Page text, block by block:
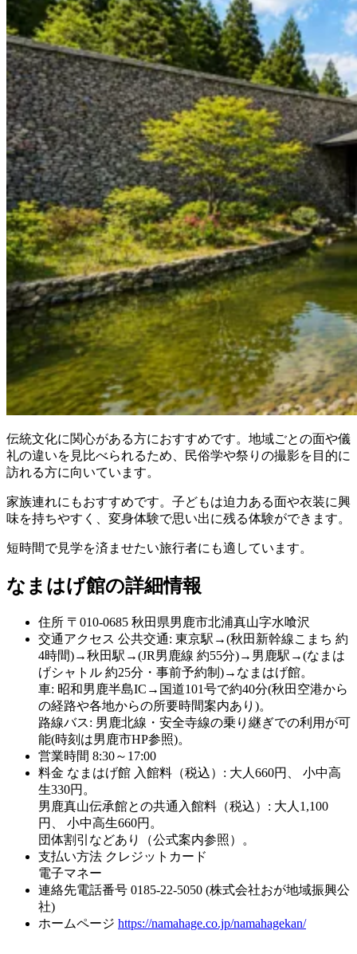
伝統文化に関心がある方におすすめです。地域ごとの面や儀
礼の違いを見比べられるため、民俗学や祭りの撮影を目的に
訪れる方に向いています。
家族連れにもおすすめです。子どもは迫力ある面や衣装に興
味を持ちやすく、変身体験で思い出に残る体験ができます。
短時間で見学を済ませたい旅行者にも適しています。
なまはげ館の詳細情報
住所 〒010-0685 秋田県男鹿市北浦真山字水喰沢
交通アクセス 公共交通: 東京駅→(秋田新幹線こまち 約
4時間)→秋田駅→(JR男鹿線 約55分)→男鹿駅→(なまは
げシャトル 約25分・事前予約制)→なまはげ館。
車: 昭和男鹿半島IC→国道101号で約40分(秋田空港から
の経路や各地からの所要時間案内あり)。
路線バス: 男鹿北線・安全寺線の乗り継ぎでの利用が可
能(時刻は男鹿市HP参照)。
営業時間 8:30～17:00
料金 なまはげ館 入館料（税込）: 大人660円、 小中高
生330円。
男鹿真山伝承館との共通入館料（税込）: 大人1,100
円、 小中高生660円。
団体割引などあり（公式案内参照）。
支払い方法 クレジットカード
電子マネー
連絡先電話番号 0185-22-5050 (株式会社おが地域振興公
社)
ホームページ https://namahage.co.jp/namahagekan/